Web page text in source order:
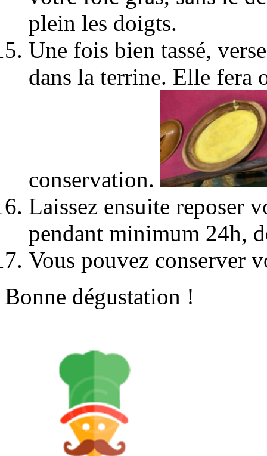
plein les doigts.
Une fois bien tassé,
dans la terrine. Elle fera
conservation.
Laissez ensuite reposer
pendant minimum 24h,
Vous pouvez conserver
Bonne dégustation !